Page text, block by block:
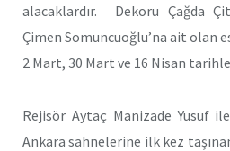
alacaklardır. Dekoru Çağda
Çimen Somuncuoğlu’na ait olan
2 Mart, 30 Mart ve 16 Nisan
Rejisör Aytaç Manizade Yusuf
Ankara sahnelerine ilk kez